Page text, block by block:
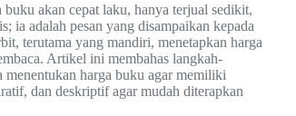
akan cepat laku, hanya terjual sedikit,
ia adalah pesan yang disampaikan kepada
terutama yang mandiri, menetapkan harga
Artikel ini membahas langkah-
harga buku agar memiliki
dan deskriptif agar mudah diterapkan